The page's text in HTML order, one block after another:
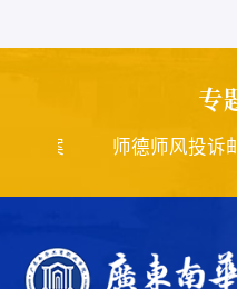
专
师德师风投诉邮箱